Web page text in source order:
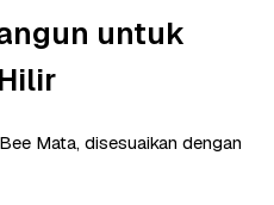
untuk
Mata, disesuaikan dengan